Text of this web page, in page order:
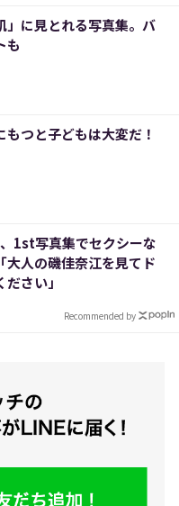
」に見とれる写真集。バ
も
つと子どもは大変だ！
1st写真集でセクシーな
人の磯佳奈江を見てド
さい」
Recommended by